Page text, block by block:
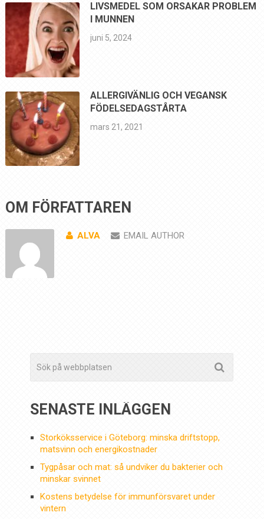
LIVSMEDEL SOM ORSAKAR PROBLEM
I MUNNEN
juni 5, 2024
ALLERGIVÄNLIG OCH VEGANSK
FÖDELSEDAGSTÅRTA
mars 21, 2021
OM FÖRFATTAREN
ALVA EMAIL AUTHOR
SENASTE INLÄGGEN
Storköksservice i Göteborg: minska driftstopp,
matsvinn och energikostnader
Tygpåsar och mat: så undviker du bakterier och
minskar svinnet
Kostens betydelse för immunförsvaret under
vintern